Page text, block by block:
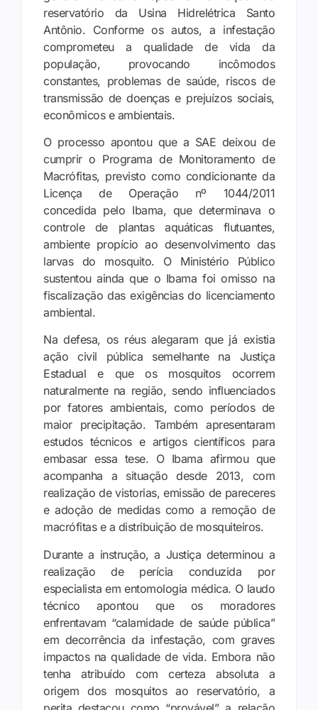
reservatório da Usina Hidrelétrica Santo
Antônio. Conforme os autos, a infestação
comprometeu a qualidade de vida da
população, provocando incômodos
constantes, problemas de saúde, riscos de
transmissão de doenças e prejuízos sociais,
econômicos e ambientais.
O processo apontou que a SAE deixou de
cumprir o Programa de Monitoramento de
Macrófitas, previsto como condicionante da
Licença de Operação nº 1044/2011
concedida pelo Ibama, que determinava o
controle de plantas aquáticas flutuantes,
ambiente propício ao desenvolvimento das
larvas do mosquito. O Ministério Público
sustentou ainda que o Ibama foi omisso na
fiscalização das exigências do licenciamento
ambiental.
Na defesa, os réus alegaram que já existia
ação civil pública semelhante na Justiça
Estadual e que os mosquitos ocorrem
naturalmente na região, sendo influenciados
por fatores ambientais, como períodos de
maior precipitação. Também apresentaram
estudos técnicos e artigos científicos para
embasar essa tese. O Ibama afirmou que
acompanha a situação desde 2013, com
realização de vistorias, emissão de pareceres
e adoção de medidas como a remoção de
macrófitas e a distribuição de mosquiteiros.
Durante a instrução, a Justiça determinou a
realização de perícia conduzida por
especialista em entomologia médica. O laudo
técnico apontou que os moradores
enfrentavam “calamidade de saúde pública”
em decorrência da infestação, com graves
impactos na qualidade de vida. Embora não
tenha atribuído com certeza absoluta a
origem dos mosquitos ao reservatório, a